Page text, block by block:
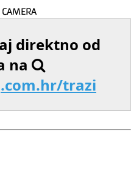
direktno od
na
trazi